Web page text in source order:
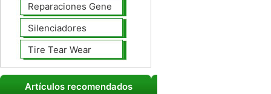
Reparaciones Generales
Silenciadores
Tire Tear Wear
Artículos recomendados